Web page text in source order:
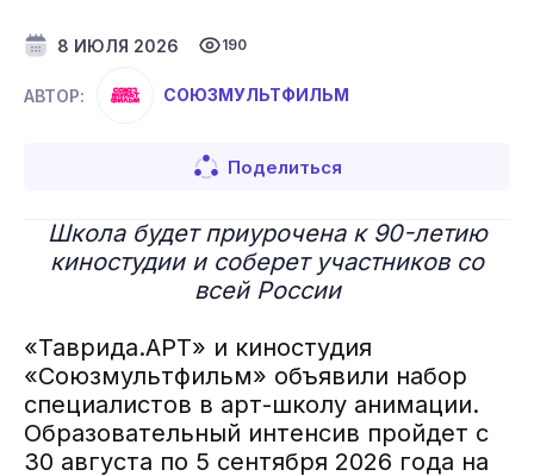
8 ИЮЛЯ 2026 190
АВТОР: СОЮЗМУЛЬТФИЛЬМ
Поделиться
Школа будет приурочена к 90-летию
киностудии и соберет участников со
всей России
«Таврида.АРТ» и киностудия
«Союзмультфильм» объявили набор
специалистов в арт-школу анимации.
Образовательный интенсив пройдет с
30 августа по 5 сентября 2026 года на